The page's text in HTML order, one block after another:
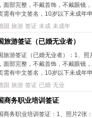
面部完整，不戴首饰，不戴眼镜
需有中文签名，10岁以下未成年
国 旅游 签证 未成 未成年
旅游签证（已婚无业者）
旅游签证（已婚无业者）：1、
面部完整，不戴首饰，不戴眼镜
需有中文签名，10岁以下未成年
国 旅游 签证 已婚 无业
商务职业培训签证
商务职业培训签证：1、照片2张